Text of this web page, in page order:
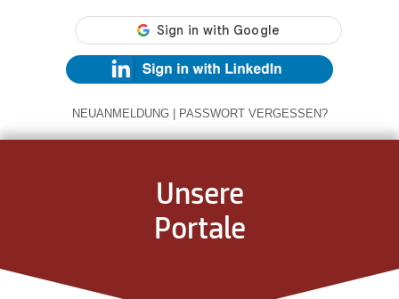
NEUANMELDUNG | PASSWORT VERGESSEN?
Unsere
Portale